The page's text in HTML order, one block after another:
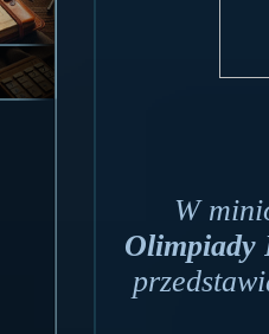
W
Olimpiady